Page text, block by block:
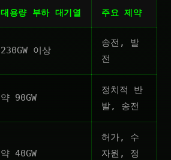
대용량 부하 대기열 주요 제약
230GW 이상
송전, 발
전
약 90GW
정치적 반
발, 송전
약 40GW
허가, 수
자원, 정